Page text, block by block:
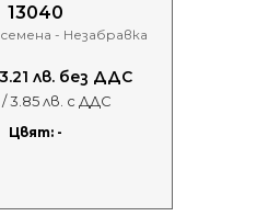
13040
- Незабравка
лв. без ДДС
/ 3.85 лв. с ДДС
Цвят: -